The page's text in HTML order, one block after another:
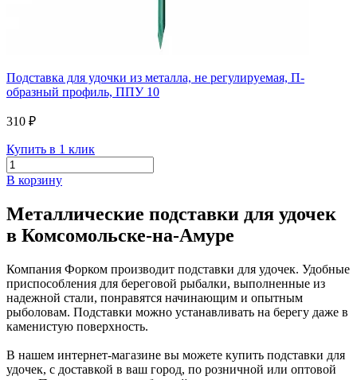
Подставка для удочки из металла, не регулируемая, П-
образный профиль, ППУ 10
310 ₽
Купить в 1 клик
В корзину
Металлические подставки для удочек
в Комсомольске-на-Амуре
Компания Форком производит подставки для удочек. Удобные
приспособления для береговой рыбалки, выполненные из
надежной стали, понравятся начинающим и опытным
рыболовам. Подставки можно устанавливать на берегу даже в
каменистую поверхность.
В нашем интернет-магазине вы можете купить подставки для
удочек, с доставкой в ваш город, по розничной или оптовой